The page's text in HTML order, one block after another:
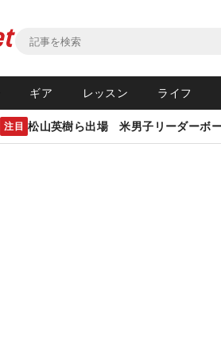
ギア レッスン ライフ
注目 松山英樹ら出場 米男子リーダーボ